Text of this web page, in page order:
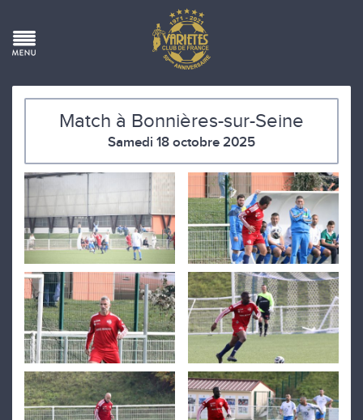
Match à Bonnières-sur-Seine
Samedi 18 octobre 2025